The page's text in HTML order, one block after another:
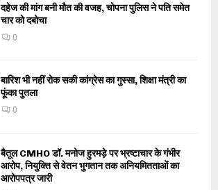
दहेज की मांग बनी मौत की वजह, चोपना पुलिस ने पति समेत
चार को दबोचा
0
बारिश भी नहीं रोक सकी कांग्रेस का गुस्सा, शिक्षा मंत्री का
फूंका पुतला
0
बैतूल CMHO डॉ. मनोज हुरमड़े पर भ्रष्टाचार के गंभीर
आरोप, नियुक्ति से वेतन भुगतान तक अनियमितताओं का
आरोपपत्र जारी